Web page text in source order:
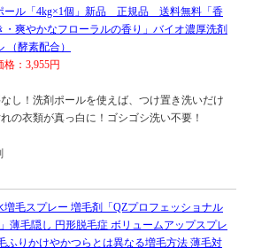
ール「4kg×1個」新品 正規品 送料無料「香
・爽やかなフローラルの香り」バイオ濃厚洗剤
（酵素配合）
格：3,955円
し！洗剤ポールを使えば、つけ置き洗いだけ
の衣類が真っ白に！ゴシゴシ洗い不要！
増毛スプレー 増毛剤「QZプロフェッショナル
薄毛隠し 円形脱毛症 ボリュームアップスプレ
ふりかけやかつらとは異なる増毛方法 薄毛対